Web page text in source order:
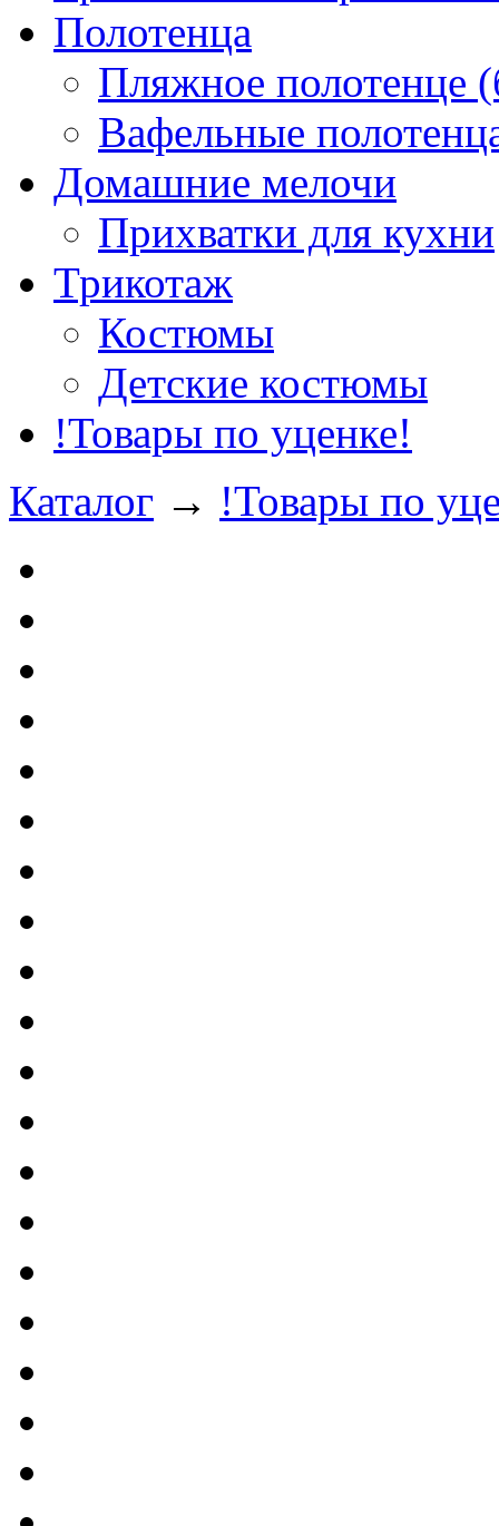
Полотенца
Пляжное полотенце
Вафельные
Домашние мелочи
Прихватки для кухни
Трикотаж
Костюмы
Детские костюмы
!Товары по уценке!
Каталог → !Товары по